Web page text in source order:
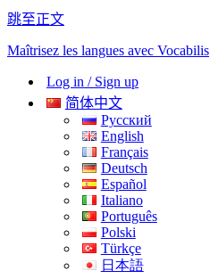
跳至正文
Maîtrisez les langues avec Vocabilis
Log in / Sign up
简体中文
Русский
English
Français
Deutsch
Español
Italiano
Português
Polski
Türkçe
日本語